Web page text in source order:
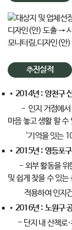
추진실적
2014년 : 양천구
- 인지 거점에서
마음 놓고 생활 할 수
'기억을 잇는
2015년 : 영등포
- 외부 활동을 위
및 쉽게 찾을 수 있는
적용하여 인지건
2016년 : 노원구
- 단지 내 산책로